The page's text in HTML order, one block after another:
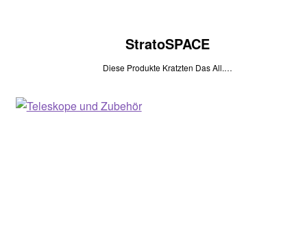
StratoSPACE
Diese Produkte Kratzten Das All.…